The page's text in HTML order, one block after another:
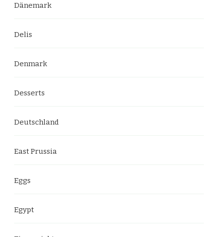
Dänemark
Delis
Denmark
Desserts
Deutschland
East Prussia
Eggs
Egypt